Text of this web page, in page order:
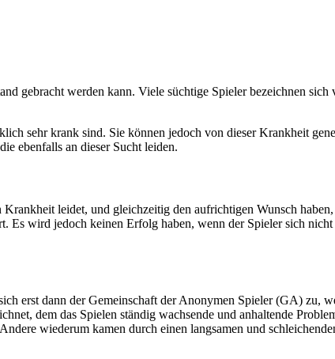
gebracht werden kann. Viele süchtige Spieler bezeichnen
sehr krank sind. Sie können jedoch von dieser Krankheit
ebenfalls an dieser Sucht leiden.
leidet, und gleichzeitig den aufrichtigen Wunsch
wird jedoch keinen Erfolg haben, wenn der Spieler sich
erst dann der Gemeinschaft der Anonymen Spieler (GA) zu,
dem das Spielen ständig wachsende und anhaltende
wiederum kamen durch einen langsamen und